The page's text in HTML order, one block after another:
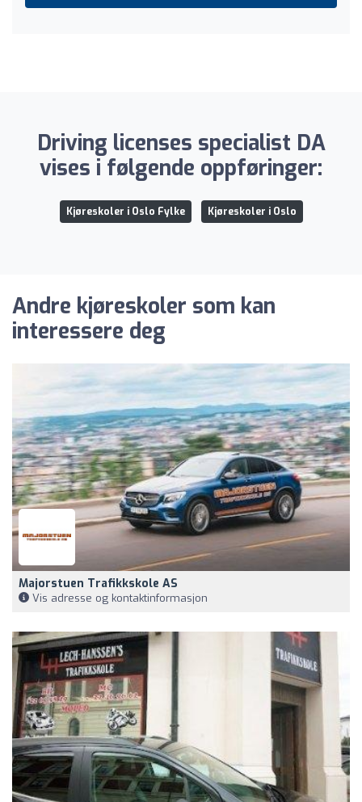
Driving licenses specialist DA
vises i følgende oppføringer:
Kjøreskoler i Oslo Fylke Kjøreskoler i Oslo
Andre kjøreskoler som kan
interessere deg
Majorstuen Trafikkskole AS
Vis adresse og kontaktinformasjon